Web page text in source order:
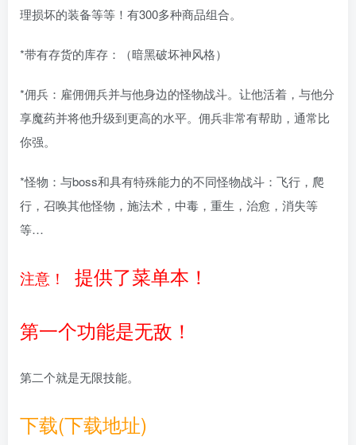
理损坏的装备等等！有300多种商品组合。
*带有存货的库存：（暗黑破坏神风格）
*佣兵：雇佣佣兵并与他身边的怪物战斗。让他活着，与他分
享魔药并将他升级到更高的水平。佣兵非常有帮助，通常比
你强。
*怪物：与boss和具有特殊能力的不同怪物战斗：飞行，爬
行，召唤其他怪物，施法术，中毒，重生，治愈，消失等
等…
注意！
提供了菜单本！
第一个功能是无敌！
第二个就是无限技能。
下载(下载地址)